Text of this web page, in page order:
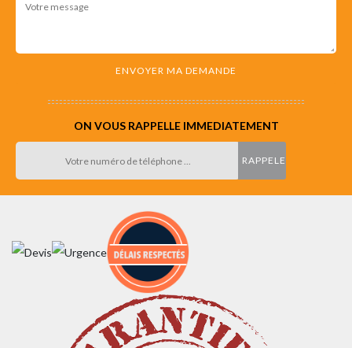
ON VOUS RAPPELLE IMMEDIATEMENT